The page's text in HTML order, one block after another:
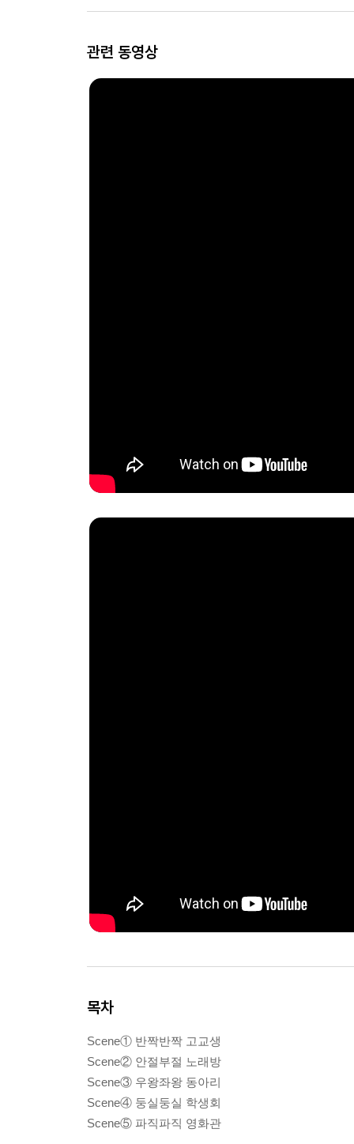
관련 동영상
목차
Scene① 반짝반짝 고교생
Scene② 안절부절 노래방
Scene③ 우왕좌왕 동아리
Scene④ 둥실둥실 학생회
Scene⑤ 파직파직 영화관